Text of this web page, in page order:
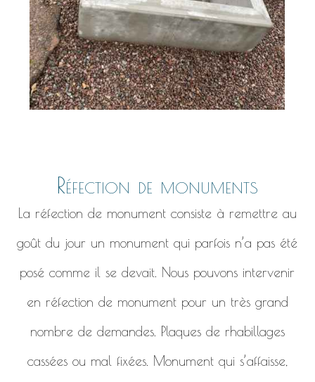
Réfection de monuments
La réfection de monument consiste à remettre au
goût du jour un monument qui parfois n’a pas été
posé comme il se devait. Nous pouvons intervenir
en réfection de monument pour un très grand
nombre de demandes. Plaques de rhabillages
cassées ou mal fixées. Monument qui s’affaisse,